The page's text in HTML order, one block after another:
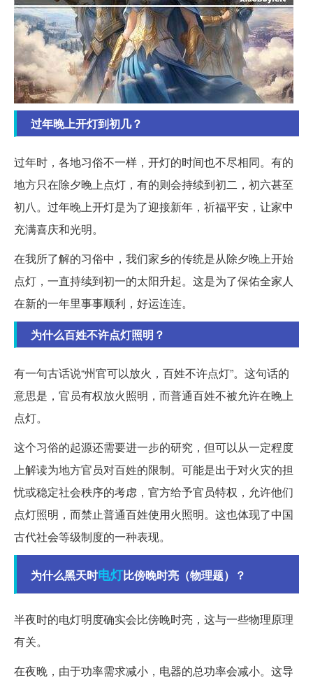
过年晚上开灯到初几？
过年时，各地习俗不一样，开灯的时间也不尽相同。有的
地方只在除夕晚上点灯，有的则会持续到初二，初六甚至
初八。过年晚上开灯是为了迎接新年，祈福平安，让家中
充满喜庆和光明。
在我所了解的习俗中，我们家乡的传统是从除夕晚上开始
点灯，一直持续到初一的太阳升起。这是为了保佑全家人
在新的一年里事事顺利，好运连连。
为什么百姓不许点灯照明？
有一句古话说“州官可以放火，百姓不许点灯”。这句话的
意思是，官员有权放火照明，而普通百姓不被允许在晚上
点灯。
这个习俗的起源还需要进一步的研究，但可以从一定程度
上解读为地方官员对百姓的限制。可能是出于对火灾的担
忧或稳定社会秩序的考虑，官方给予官员特权，允许他们
点灯照明，而禁止普通百姓使用火照明。这也体现了中国
古代社会等级制度的一种表现。
为什么黑天时电灯比傍晚时亮（物理题）？
半夜时的电灯明度确实会比傍晚时亮，这与一些物理原理
有关。
在夜晚，由于功率需求减小，电器的总功率会减小。这导